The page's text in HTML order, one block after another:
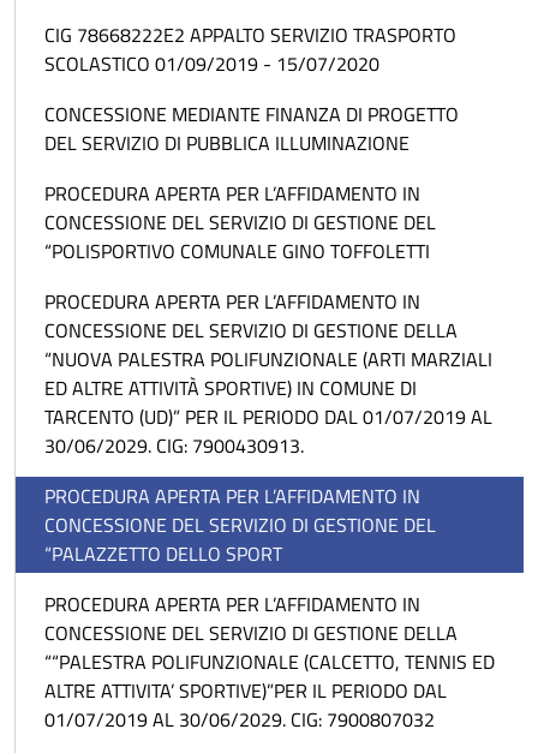
CIG 78668222E2 APPALTO SERVIZIO TRASPORTO
SCOLASTICO 01/09/2019 - 15/07/2020
CONCESSIONE MEDIANTE FINANZA DI PROGETTO
DEL SERVIZIO DI PUBBLICA ILLUMINAZIONE
PROCEDURA APERTA PER L’AFFIDAMENTO IN
CONCESSIONE DEL SERVIZIO DI GESTIONE DEL
“POLISPORTIVO COMUNALE GINO TOFFOLETTI
PROCEDURA APERTA PER L’AFFIDAMENTO IN
CONCESSIONE DEL SERVIZIO DI GESTIONE DELLA
“NUOVA PALESTRA POLIFUNZIONALE (ARTI MARZIALI
ED ALTRE ATTIVITÀ SPORTIVE) IN COMUNE DI
TARCENTO (UD)” PER IL PERIODO DAL 01/07/2019 AL
30/06/2029. CIG: 7900430913.
PROCEDURA APERTA PER L’AFFIDAMENTO IN
CONCESSIONE DEL SERVIZIO DI GESTIONE DEL
“PALAZZETTO DELLO SPORT
PROCEDURA APERTA PER L’AFFIDAMENTO IN
CONCESSIONE DEL SERVIZIO DI GESTIONE DELLA
““PALESTRA POLIFUNZIONALE (CALCETTO, TENNIS ED
ALTRE ATTIVITA’ SPORTIVE)”PER IL PERIODO DAL
01/07/2019 AL 30/06/2029. CIG: 7900807032